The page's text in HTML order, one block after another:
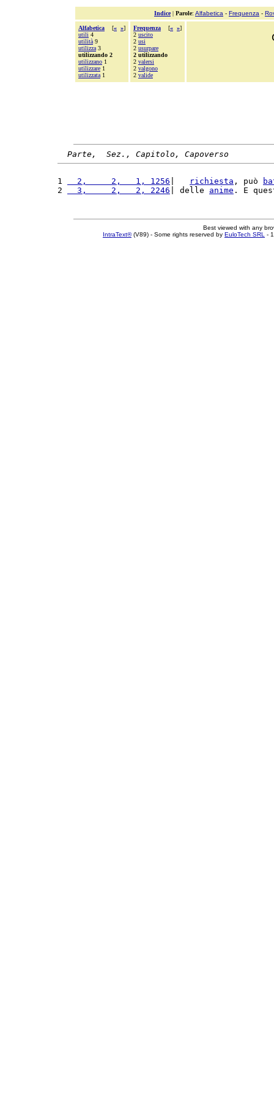
Indice| Parole: Alfabetica - Frequenza -
Alfabetica [« »]
utili 4
utilità 9
utilizza 3
utilizzando 2
utilizzano 1
utilizzare 1
utilizzata 1
Frequenza [« »]
2 uscito
2 usi
2 usurpare
2 utilizzando
2 valersi
2 valgono
2 valide
Parte,  Sez., Capitolo, Capoverso
1
  2,     2,   1, 1256
richiesta , può
2
  3,     2,   2, 2246
| delle anime . E
Best viewed with any
IntraText®(V89) - Some rights reserved by EuloTech SRL -